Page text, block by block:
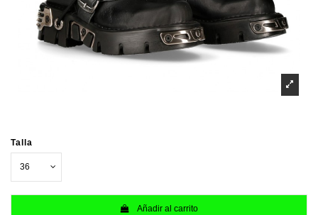
Talla
Añadir al carrito